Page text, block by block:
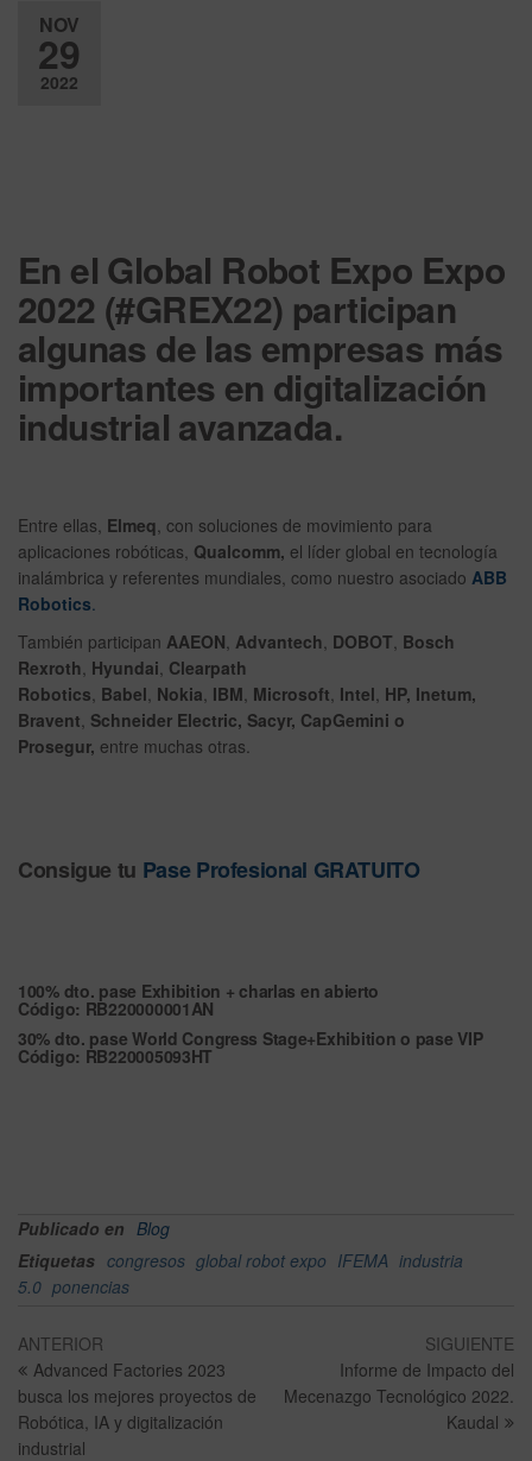
NOV
29
2022
En el Global Robot Expo Expo
2022 (#GREX22) participan
algunas de las empresas más
importantes en digitalización
industrial avanzada.
Entre ellas, Elmeq, con soluciones de movimiento para
aplicaciones robóticas, Qualcomm, el líder global en tecnología
inalámbrica y referentes mundiales, como nuestro asociado ABB
Robotics.
También participan AAEON, Advantech, DOBOT, Bosch
Rexroth, Hyundai, Clearpath
Robotics, Babel, Nokia, IBM, Microsoft, Intel, HP, Inetum,
Bravent, Schneider Electric, Sacyr, CapGemini o
Prosegur, entre muchas otras.
Consigue tu Pase Profesional GRATUITO
100% dto. pase Exhibition + charlas en abierto
Código: RB220000001AN
30% dto. pase World Congress Stage+Exhibition o pase VIP
Código: RB220005093HT
Publicado en Blog
Etiquetas congresos global robot expo IFEMA industria
5.0 ponencias
ANTERIOR
Advanced Factories 2023
busca los mejores proyectos de
Robótica, IA y digitalización
industrial
SIGUIENTE
Informe de Impacto del
Mecenazgo Tecnológico 2022.
Kaudal